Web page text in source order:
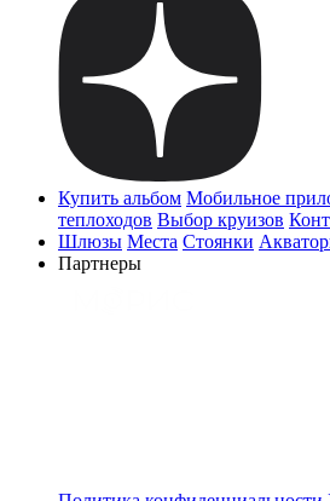
Купить альбом Мобильное
теплоходов Выбор круизов
Шлюзы Места Стоянки
Партнеры